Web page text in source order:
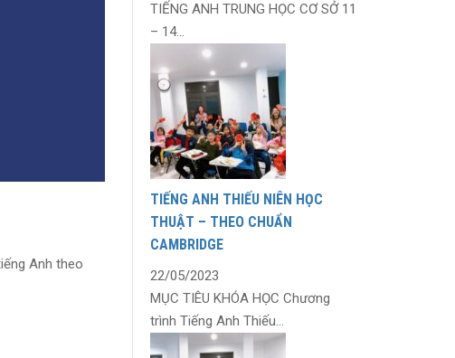
Anh theo
TIẾNG ANH TRUNG HỌC CƠ SỞ 11
– 14...
TIẾNG ANH THIẾU NIÊN HỌC
THUẬT – THEO CHUẨN
CAMBRIDGE
22/05/2023
MỤC TIÊU KHÓA HỌC Chương
trình Tiếng Anh Thiếu...